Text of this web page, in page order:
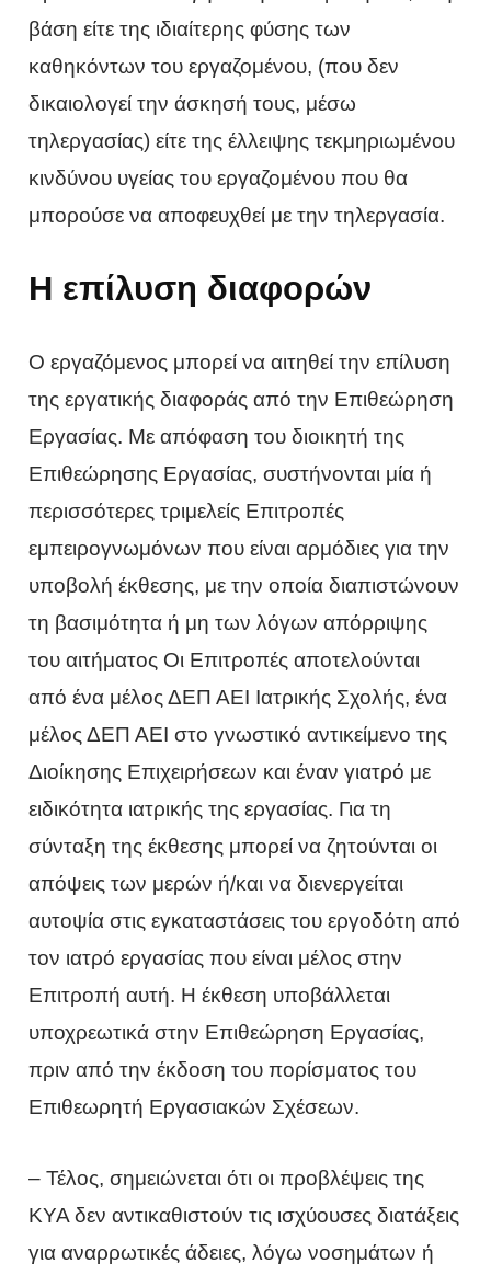
βάση είτε της ιδιαίτερης φύσης των
καθηκόντων του εργαζομένου, (που δεν
δικαιολογεί την άσκησή τους, μέσω
τηλεργασίας) είτε της έλλειψης τεκμηριωμένου
κινδύνου υγείας του εργαζομένου που θα
μπορούσε να αποφευχθεί με την τηλεργασία.
Η επίλυση διαφορών
Ο εργαζόμενος μπορεί να αιτηθεί την επίλυση
της εργατικής διαφοράς από την Επιθεώρηση
Εργασίας. Με απόφαση του διοικητή της
Επιθεώρησης Εργασίας, συστήνονται μία ή
περισσότερες τριμελείς Επιτροπές
εμπειρογνωμόνων που είναι αρμόδιες για την
υποβολή έκθεσης, με την οποία διαπιστώνουν
τη βασιμότητα ή μη των λόγων απόρριψης
του αιτήματος Οι Επιτροπές αποτελούνται
από ένα μέλος ΔΕΠ ΑΕΙ Ιατρικής Σχολής, ένα
μέλος ΔΕΠ ΑΕΙ στο γνωστικό αντικείμενο της
Διοίκησης Επιχειρήσεων και έναν γιατρό με
ειδικότητα ιατρικής της εργασίας. Για τη
σύνταξη της έκθεσης μπορεί να ζητούνται οι
απόψεις των μερών ή/και να διενεργείται
αυτοψία στις εγκαταστάσεις του εργοδότη από
τον ιατρό εργασίας που είναι μέλος στην
Επιτροπή αυτή. Η έκθεση υποβάλλεται
υποχρεωτικά στην Επιθεώρηση Εργασίας,
πριν από την έκδοση του πορίσματος του
Επιθεωρητή Εργασιακών Σχέσεων.
– Τέλος, σημειώνεται ότι οι προβλέψεις της
ΚΥΑ δεν αντικαθιστούν τις ισχύουσες διατάξεις
για αναρρωτικές άδειες, λόγω νοσημάτων ή